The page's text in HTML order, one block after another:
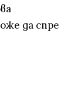
да спре